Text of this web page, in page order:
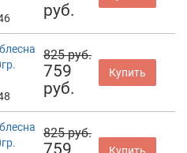
руб.
825 руб.
759
руб.
Купить
825 руб.
759